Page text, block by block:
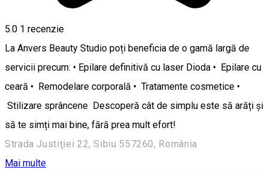
5.0 1 recenzie
La Anvers Beauty Studio poți beneficia de o gamă largă de
servicii precum: • Epilare definitivă cu laser Dioda • Epilare cu
ceară • Remodelare corporală • Tratamente cosmetice •
Stilizare sprâncene Descoperă cât de simplu este să arăți și
să te simți mai bine, fără prea mult efort!
Strada Justiţiei 22, Sibiu 557260, România
Mai multe